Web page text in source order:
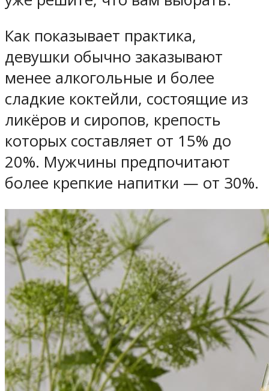
Как показывает практика,
девушки обычно заказывают
менее алкогольные и более
сладкие коктейли, состоящие из
ликёров и сиропов, крепость
которых составляет от 15% до
20%. Мужчины предпочитают
более крепкие напитки — от 30%.